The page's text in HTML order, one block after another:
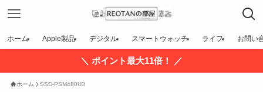
ホーム Apple製品 デジタル スマートウォッチ ライフ お問い
＼ ポイント最大11倍！ ／
ホーム SSD-PSM480U3